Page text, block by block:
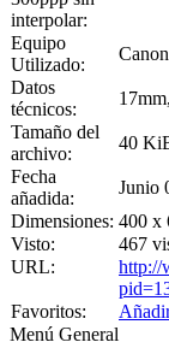
interpolar:
Equipo
Utilizado:
Datos
técnicos:
Tamaño del
archivo:
40
Fecha
añadida:
Junio
Dimensiones: 400 x
Visto:
467
URL:
http://
Favoritos:
Menú General